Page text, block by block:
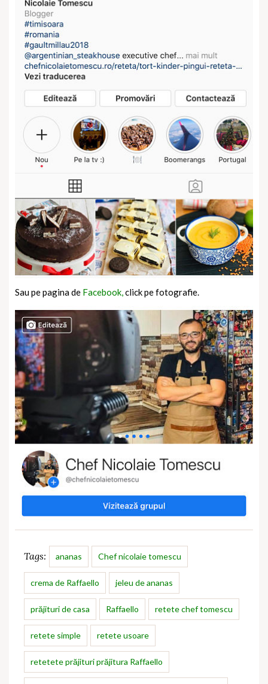
Sau pe pagina de Facebook,click pe fotografie.
Tags: ananas Chef nicolaie tomescu
crema de Raffaello jeleu de ananas
prăjituri de casa Raffaello retete chef tomescu
retete simple retete usoare
retetete prăjituri prăjitura Raffaello